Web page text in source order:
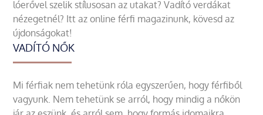
lóerővel szelik stílusosan az utakat? Vadító verdákat
nézegetnél? Itt az online férfi magazinunk, kövesd az
újdonságokat!
VADÍTÓ NŐK
Mi férfiak nem tehetünk róla egyszerűen, hogy férfiből
vagyunk. Nem tehetünk se arról, hogy mindig a nőkön